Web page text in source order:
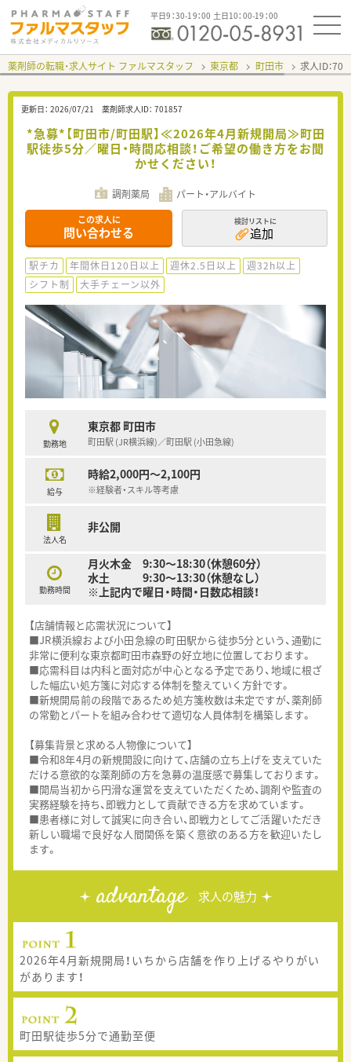
平日9：30-19：00 土日10：00-19：00
薬剤師の転職・求人サイト ファルマスタッフ 東京都 町田市 求人ID：
更新日： 2026/07/21 薬剤師求人ID： 701857
*急募*【町田市/町田駅】≪2026年4月新規開局≫町田
駅徒歩5分／曜日・時間応相談！ご希望の働き方をお聞
かせください！
調剤薬局 パート・アルバイト
この求人に
問い合わせる
検討リストに
追加
駅チカ 年間休日120日以上 週休2.5日以上
週32h以上
シフト制
大手チェーン以外
勤務地
東京都 町田市
町田駅 (JR横浜線)／町田駅 (小田急線)
給与
時給2,000円～2,100円
※経験者・スキル等考慮
法人名
非公開
勤務時間
月火木金 9:30～18:30（休憩60分）
水土 9:30～13:30（休憩なし）
※上記内で曜日・時間・日数応相談！
【店舗情報と応需状況について】
■JR横浜線および小田急線の町田駅から徒歩5分という、通勤に
非常に便利な東京都町田市森野の好立地に位置しております。
■応需科目は内科と面対応が中心となる予定であり、地域に根ざ
した幅広い処方箋に対応する体制を整えていく方針です。
■新規開局前の段階であるため処方箋枚数は未定ですが、薬剤師
の常勤とパートを組み合わせて適切な人員体制を構築します。
【募集背景と求める人物像について】
■令和8年4月の新規開設に向けて、店舗の立ち上げを支えていた
だける意欲的な薬剤師の方を急募の温度感で募集しております。
■開局当初から円滑な運営を支えていただくため、調剤や監査の
実務経験を持ち、即戦力として貢献できる方を求めています。
■患者様に対して誠実に向き合い、即戦力としてご活躍いただき
新しい職場で良好な人間関係を築く意欲のある方を歓迎いたし
ます。
advantage 求人の魅力
2026年4月新規開局！いちから店舗を作り上げるやりがい
があります！
町田駅徒歩5分で通勤至便